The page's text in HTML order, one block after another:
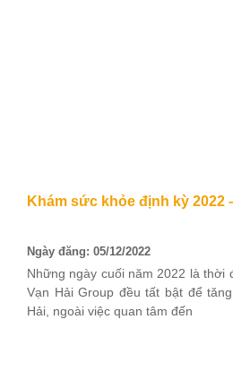
Khám sức khỏe định kỳ 2022
Ngày đăng: 05/12/2022
Những ngày cuối năm 2022 là thời
Vạn Hải Group đều tất bật để
Hải, ngoài việc quan tâm đến